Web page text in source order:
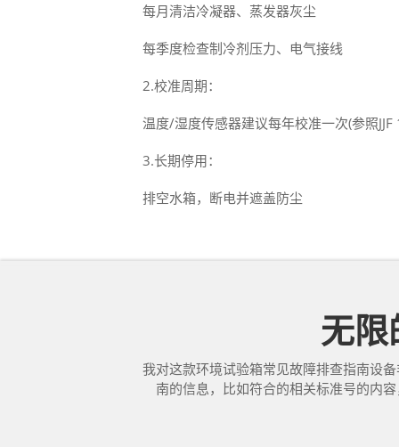
每月清洁冷凝器、蒸发器灰尘
每季度检查制冷剂压力、电气接线
2.校准周期：
温度/湿度传感器建议每年校准一次(参照JJF
3.长期停用：
排空水箱，断电并遮盖防尘
无
我对这款环境试验箱常见故障排查指南设
南的信息，比如符合的相关标准号的内